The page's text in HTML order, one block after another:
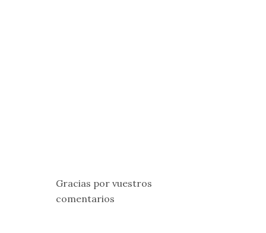
Gracias por vuestros
comentarios